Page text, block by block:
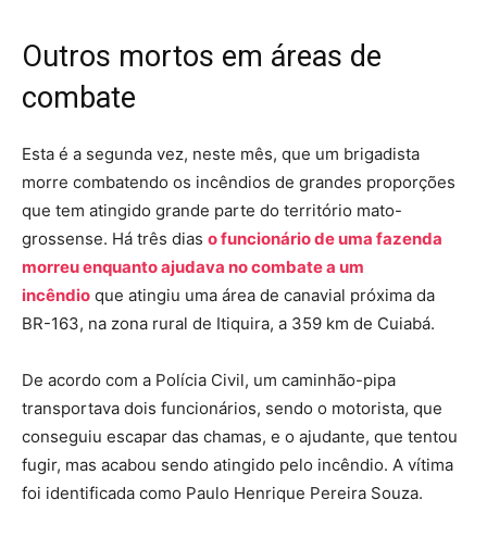
Outros mortos em áreas de
combate
Esta é a segunda vez, neste mês, que um brigadista
morre combatendo os incêndios de grandes proporções
que tem atingido grande parte do território mato-
grossense. Há três dias o funcionário de uma fazenda
morreu enquanto ajudava no combate a um
incêndio que atingiu uma área de canavial próxima da
BR-163, na zona rural de Itiquira, a 359 km de Cuiabá.
De acordo com a Polícia Civil, um caminhão-pipa
transportava dois funcionários, sendo o motorista, que
conseguiu escapar das chamas, e o ajudante, que tentou
fugir, mas acabou sendo atingido pelo incêndio. A vítima
foi identificada como Paulo Henrique Pereira Souza.